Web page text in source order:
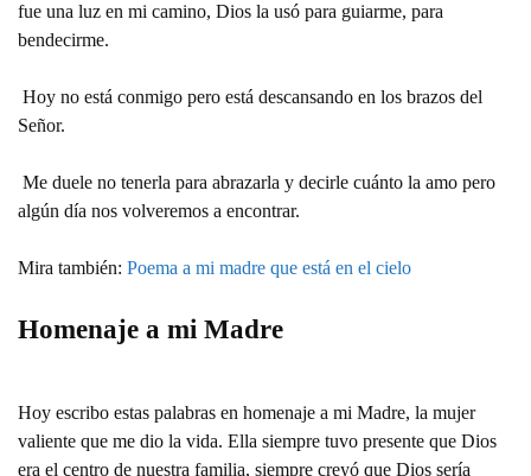
fue una luz en mi camino, Dios la usó para guiarme, para
bendecirme.
Hoy no está conmigo pero está descansando en los brazos del
Señor.
Me duele no tenerla para abrazarla y decirle cuánto la amo pero
algún día nos volveremos a encontrar.
Mira también: Poema a mi madre que está en el cielo
Homenaje a mi Madre
Hoy escribo estas palabras en homenaje a mi Madre, la mujer
valiente que me dio la vida. Ella siempre tuvo presente que Dios
era el centro de nuestra familia, siempre creyó que Dios sería